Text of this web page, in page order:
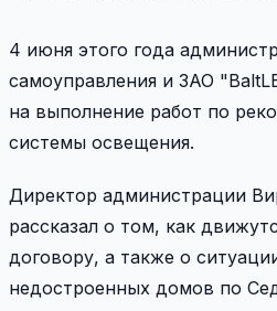
4 июня этого года
самоуправления и ЗАО
на выполнение работ по
системы освещения.
Директор администрации
рассказал о том, как
договору, а также о
недостроенных домов по